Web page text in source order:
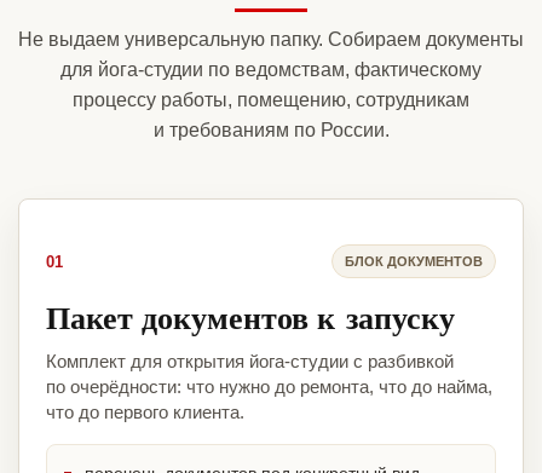
Не выдаем универсальную папку. Собираем документы
для йога-студии по ведомствам, фактическому
процессу работы, помещению, сотрудникам
и требованиям по России.
01 БЛОК ДОКУМЕНТОВ
Пакет документов к запуску
Комплект для открытия йога-студии с разбивкой
по очерёдности: что нужно до ремонта, что до найма,
что до первого клиента.